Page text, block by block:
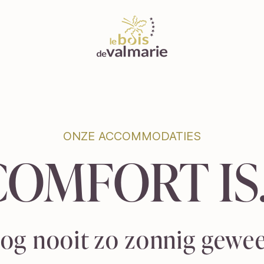
ONZE ACCOMMODATIES
nooit zo zonnig
ONZE ACCOMMODATIES
nooit zo zonnig